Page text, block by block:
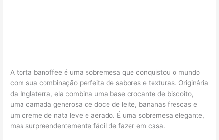
A torta banoffee é uma sobremesa que conquistou o mundo
com sua combinação perfeita de sabores e texturas. Originária
da Inglaterra, ela combina uma base crocante de biscoito,
uma camada generosa de doce de leite, bananas frescas e
um creme de nata leve e aerado. É uma sobremesa elegante,
mas surpreendentemente fácil de fazer em casa.